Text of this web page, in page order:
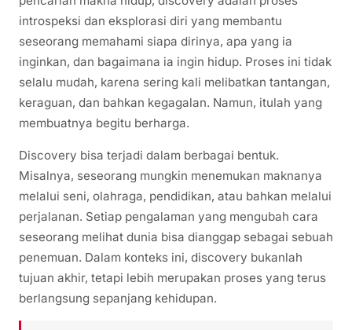
introspeksi dan eksplorasi diri yang membantu
seseorang memahami siapa dirinya, apa yang ia
inginkan, dan bagaimana ia ingin hidup. Proses ini tidak
selalu mudah, karena sering kali melibatkan tantangan,
keraguan, dan bahkan kegagalan. Namun, itulah yang
membuatnya begitu berharga.
Discovery bisa terjadi dalam berbagai bentuk.
Misalnya, seseorang mungkin menemukan maknanya
melalui seni, olahraga, pendidikan, atau bahkan melalui
perjalanan. Setiap pengalaman yang mengubah cara
seseorang melihat dunia bisa dianggap sebagai sebuah
penemuan. Dalam konteks ini, discovery bukanlah
tujuan akhir, tetapi lebih merupakan proses yang terus
berlangsung sepanjang kehidupan.